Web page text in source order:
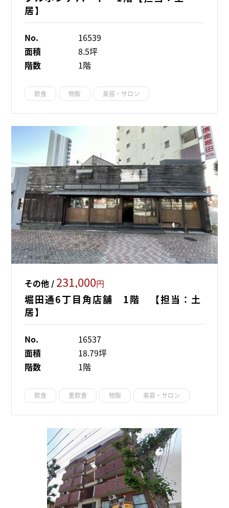
居】
No.
16539
面積
8.5坪
階数
1階
飲食 物販 美容・サロン
その他 / 231,000円
堀田通6丁目角店舗 1階 【担当：土
居】
No.
16537
面積
18.79坪
階数
1階
飲食 重飲食 物販 美容・サロン